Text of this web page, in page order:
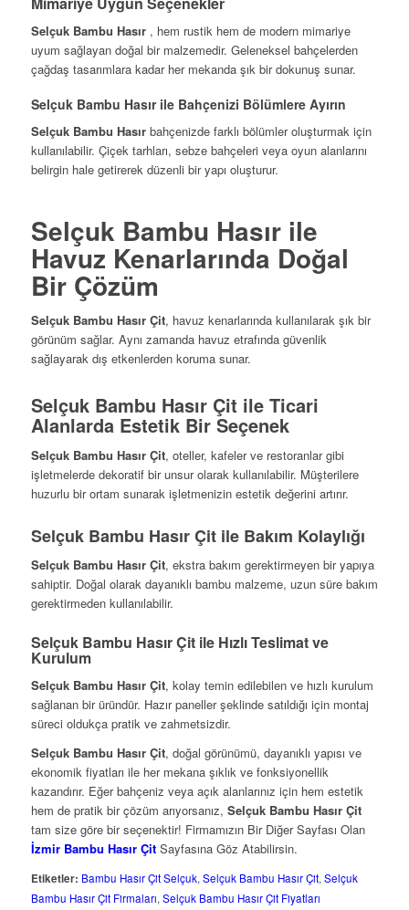
Selçuk Bambu Hasır , hem rustik hem de modern mimariye
uyum sağlayan doğal bir malzemedir. Geleneksel bahçelerden
çağdaş tasarımlara kadar her mekanda şık bir dokunuş sunar.
Selçuk Bambu Hasır ile Bahçenizi Bölümlere Ayırın
Selçuk Bambu Hasır bahçenizde farklı bölümler oluşturmak için
kullanılabilir. Çiçek tarhları, sebze bahçeleri veya oyun alanlarını
belirgin hale getirerek düzenli bir yapı oluşturur.
Selçuk Bambu Hasır ile
Havuz Kenarlarında Doğal
Bir Çözüm
Selçuk Bambu Hasır Çit, havuz kenarlarında kullanılarak şık bir
görünüm sağlar. Aynı zamanda havuz etrafında güvenlik
sağlayarak dış etkenlerden koruma sunar.
Selçuk Bambu Hasır Çit ile Ticari
Alanlarda Estetik Bir Seçenek
Selçuk Bambu Hasır Çit, oteller, kafeler ve restoranlar gibi
işletmelerde dekoratif bir unsur olarak kullanılabilir. Müşterilere
huzurlu bir ortam sunarak işletmenizin estetik değerini artırır.
Selçuk Bambu Hasır Çit ile Bakım Kolaylığı
Selçuk Bambu Hasır Çit, ekstra bakım gerektirmeyen bir yapıya
sahiptir. Doğal olarak dayanıklı bambu malzeme, uzun süre bakım
gerektirmeden kullanılabilir.
Selçuk Bambu Hasır Çit ile Hızlı Teslimat ve
Kurulum
Selçuk Bambu Hasır Çit, kolay temin edilebilen ve hızlı kurulum
sağlanan bir üründür. Hazır paneller şeklinde satıldığı için montaj
süreci oldukça pratik ve zahmetsizdir.
Selçuk Bambu Hasır Çit, doğal görünümü, dayanıklı yapısı ve
ekonomik fiyatları ile her mekana şıklık ve fonksiyonellik
kazandırır. Eğer bahçeniz veya açık alanlarınız için hem estetik
hem de pratik bir çözüm arıyorsanız, Selçuk Bambu Hasır Çit
tam size göre bir seçenektir! Firmamızın Bir Diğer Sayfası Olan
İzmir Bambu Hasır ÇitSayfasına Göz Atabilirsin.
Etiketler: Bambu Hasır Çit Selçuk, Selçuk Bambu Hasır Çit, Selçuk
Bambu Hasır Çit Firmaları, Selçuk Bambu Hasır Çit Fiyatları